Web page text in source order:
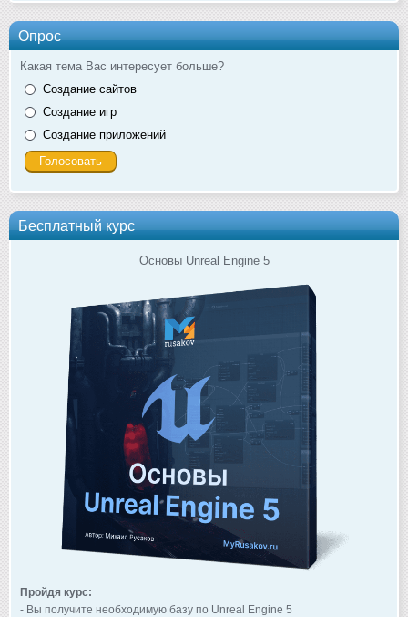
Опрос
Какая тема Вас интересует больше?
Создание сайтов
Создание игр
Создание приложений
Бесплатный курс
Основы Unreal Engine 5
Пройдя курс:
- Вы получите необходимую базу по Unreal Engine 5